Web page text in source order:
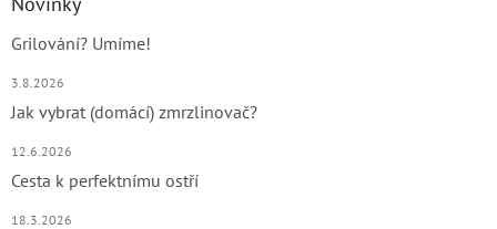
Grilování? Umíme!
3.8.2026
Jak vybrat (domácí) zmrzlinovač?
12.6.2026
Cesta k perfektnímu ostří
18.3.2026